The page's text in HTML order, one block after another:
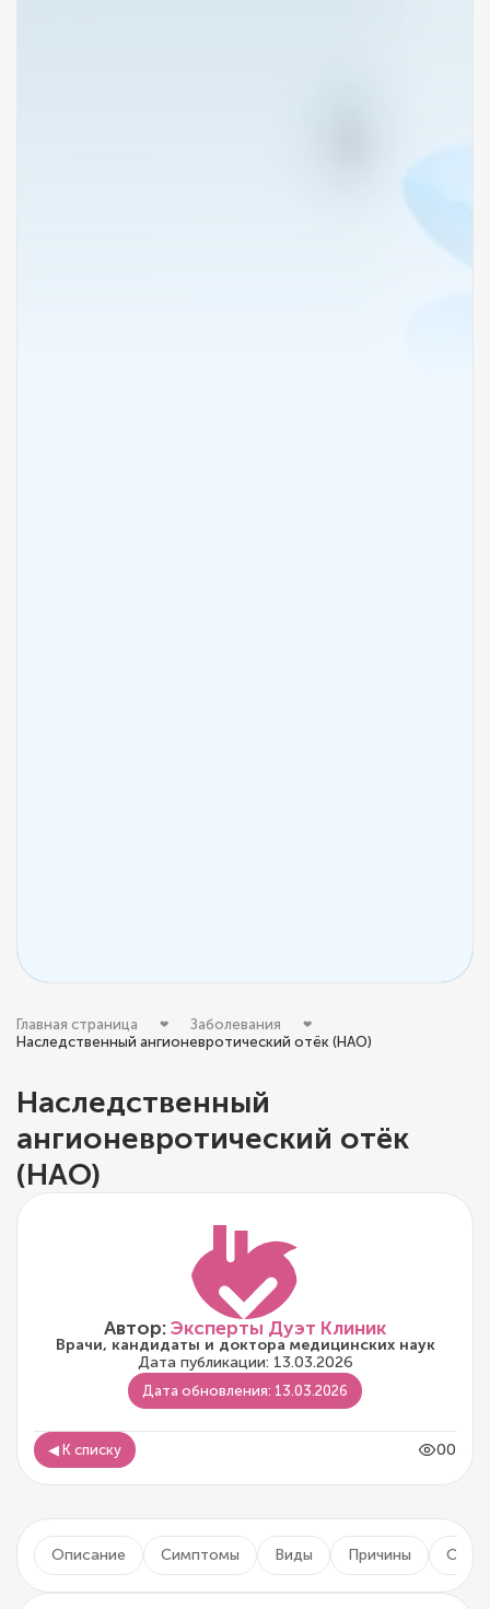
Главная страница
Заболевания
Наследственный ангионевротический отёк (НАО)
Наследственный
ангионевротический отёк
(НАО)
Автор:Эксперты Дуэт Клиник
Врачи, кандидаты и доктора медицинских наук
Дата публикации: 13.03.2026
Дата обновления: 13.03.2026
◀ К списку 00
Описание Симптомы Виды Причины